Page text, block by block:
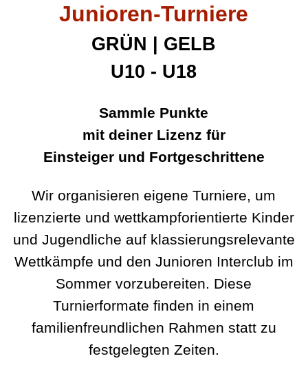
Junioren-Turniere
GRÜN | GELB
U10 - U18
Sammle Punkte
mit deiner Lizenz für
Einsteiger und Fortgeschrittene
Wir organisieren eigene Turniere, um
lizenzierte und wettkampforientierte Kinder
und Jugendliche auf klassierungsrelevante
Wettkämpfe und den Junioren Interclub im
Sommer vorzubereiten. Diese
Turnierformate finden in einem
familienfreundlichen Rahmen statt zu
festgelegten Zeiten.